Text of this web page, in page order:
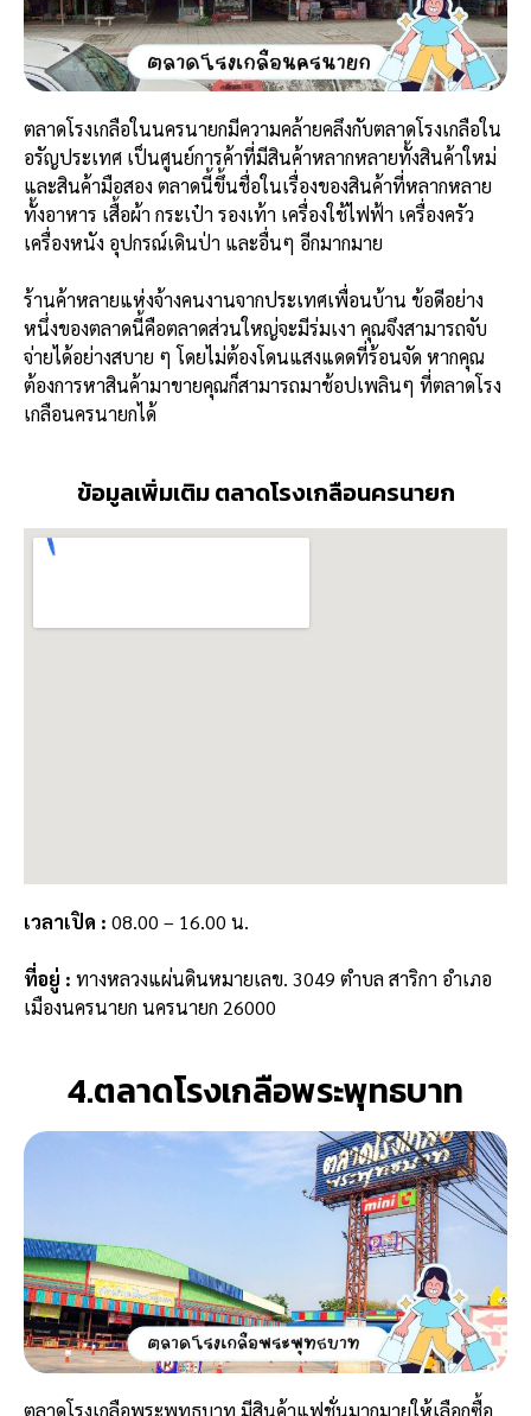
ตลาดโรงเกลือในนครนายกมีความคล้ายคลึงกับตลาดโรงเกลือใน
อรัญประเทศ เป็นศูนย์การค้าที่มีสินค้าหลากหลายทั้งสินค้าใหม่
และสินค้ามือสอง ตลาดนี้ขึ้นชื่อในเรื่องของสินค้าที่หลากหลาย
ทั้งอาหาร เสื้อผ้า กระเป๋า รองเท้า เครื่องใช้ไฟฟ้า เครื่องครัว
เครื่องหนัง อุปกรณ์เดินป่า และอื่นๆ อีกมากมาย
ร้านค้าหลายแห่งจ้างคนงานจากประเทศเพื่อนบ้าน ข้อดีอย่าง
หนึ่งของตลาดนี้คือตลาดส่วนใหญ่จะมีร่มเงา คุณจึงสามารถจับ
จ่ายได้อย่างสบาย ๆ โดยไม่ต้องโดนแสงแดดที่ร้อนจัด หากคุณ
ต้องการหาสินค้ามาขายคุณก็สามารถมาช้อปเพลินๆ ที่ตลาดโรง
เกลือนครนายกได้
ข้อมูลเพิ่มเติม ตลาดโรงเกลือนครนายก
เวลาเปิด : 08.00 – 16.00 น.
ที่อยู่ : ทางหลวงแผ่นดินหมายเลข. 3049 ตำบล สาริกา อำเภอ
เมืองนครนายก นครนายก 26000
4.ตลาดโรงเกลือพระพุทธบาท
ตลาดโรงเกลือพระพุทธบาท มีสินค้าแฟชั่นมากมายให้เลือกซื้อ